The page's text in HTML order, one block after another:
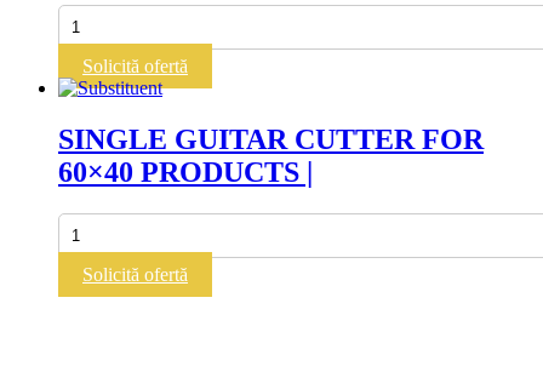
|Cantitate
SPRAY
JELTOP
|
Solicită ofertă
SINGLE GUITAR CUTTER FOR
60×40 PRODUCTS |
Cantitate
SINGLE
GUITAR
CUTTER
Solicită ofertă